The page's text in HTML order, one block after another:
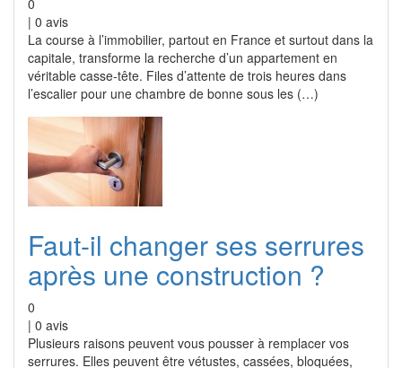
0
| 0 avis
La course à l’immobilier, partout en France et surtout dans la
capitale, transforme la recherche d’un appartement en
véritable casse-tête. Files d’attente de trois heures dans
l’escalier pour une chambre de bonne sous les (…)
Faut-il changer ses serrures
après une construction ?
0
| 0 avis
Plusieurs raisons peuvent vous pousser à remplacer vos
serrures. Elles peuvent être vétustes, cassées, bloquées,